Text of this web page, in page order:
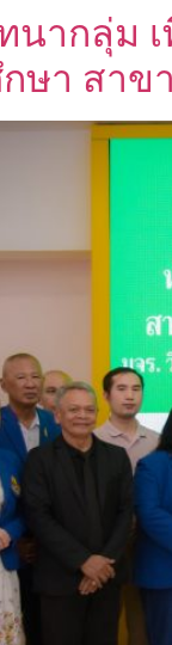
นากลุ่ม
า สาข